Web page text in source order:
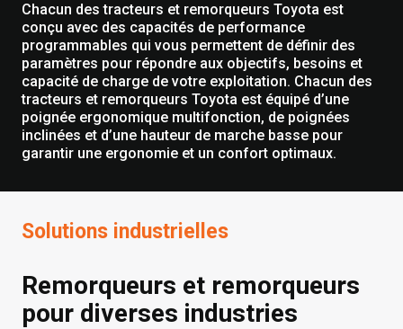
Chacun des tracteurs et remorqueurs Toyota est
conçu avec des capacités de performance
programmables qui vous permettent de définir des
paramètres pour répondre aux objectifs, besoins et
capacité de charge de votre exploitation. Chacun des
tracteurs et remorqueurs Toyota est équipé d’une
poignée ergonomique multifonction, de poignées
inclinées et d’une hauteur de marche basse pour
garantir une ergonomie et un confort optimaux.
Solutions industrielles
Remorqueurs et remorqueurs
pour diverses industries